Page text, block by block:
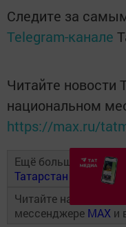
Следите за
Telegram-канале
Читайте новости
национальном
https://max.ru/
Ещё больше
Татарстан
Читайте наши
мессенджере MAX и